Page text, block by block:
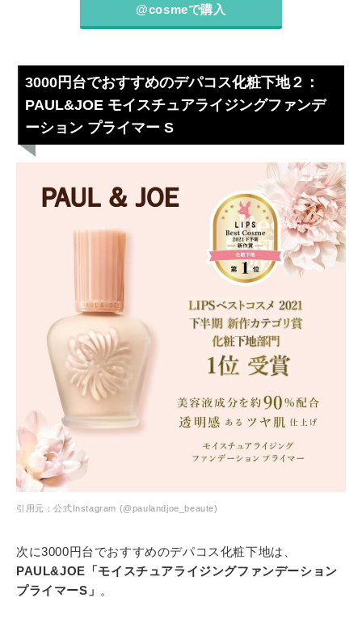
@cosmeで購入
3000円台でおすすめのデパコス化粧下地２：
PAUL&JOE モイスチュアライジングファンデ
ーション プライマー S
引用元：公式Instagram (@paulandjoe_beaute)
次に3000円台でおすすめのデパコス化粧下地は、
PAUL&JOE「モイスチュアライジングファンデーション
プライマーS」 。